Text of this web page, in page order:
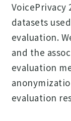
VoicePrivacy
datasets
evaluation.
and the
evaluation
evaluation